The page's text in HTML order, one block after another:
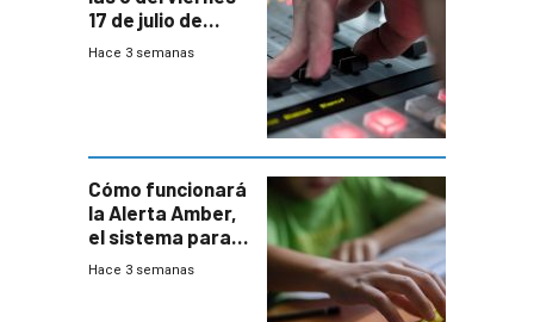
17 de julio de
2026
Hace 3 semanas
Cómo funcionará
la Alerta Amber,
el sistema para
la búsqueda
Hace 3 semanas